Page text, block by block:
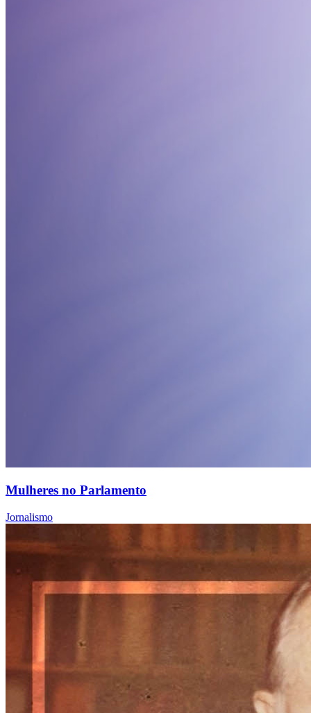
Mulheres no Parlamento
Jornalismo